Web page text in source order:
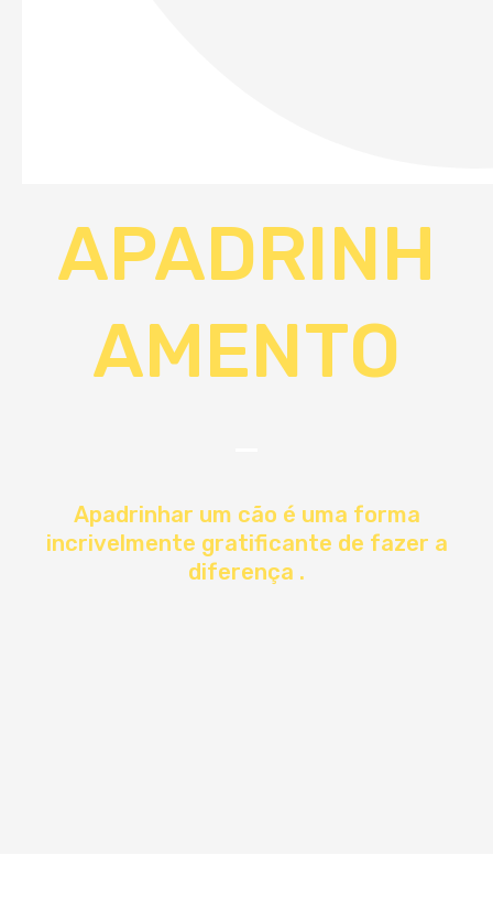
APADRINH
AMENTO
Apadrinhar um cão é uma forma
incrivelmente gratificante de fazer a
diferença .